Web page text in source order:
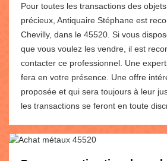
Pour toutes les transactions des
précieux, Antiquaire Stéphane est
Chevilly, dans le 45520. Si vous
que vous voulez les vendre, il est
contacter ce professionnel. Une
fera en votre présence. Une offre
proposée et qui sera toujours à leur
les transactions se feront en toute